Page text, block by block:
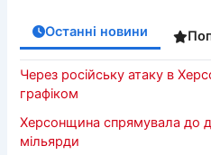
Останні новини
Через російську атаку в
графіком
Херсонщина спрямувала до
мільярди